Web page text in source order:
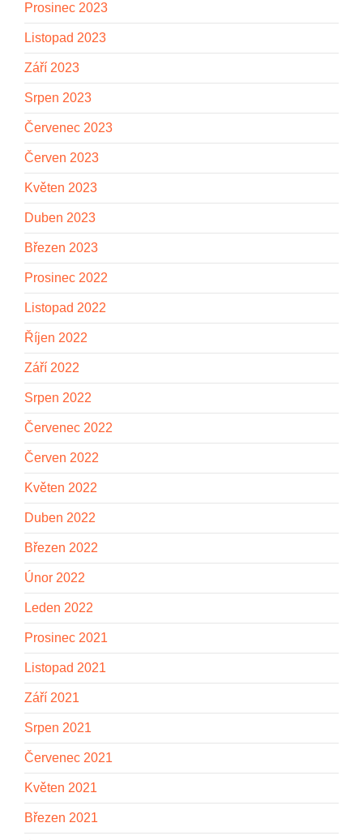
Prosinec 2023
Listopad 2023
Září 2023
Srpen 2023
Červenec 2023
Červen 2023
Květen 2023
Duben 2023
Březen 2023
Prosinec 2022
Listopad 2022
Říjen 2022
Září 2022
Srpen 2022
Červenec 2022
Červen 2022
Květen 2022
Duben 2022
Březen 2022
Únor 2022
Leden 2022
Prosinec 2021
Listopad 2021
Září 2021
Srpen 2021
Červenec 2021
Květen 2021
Březen 2021